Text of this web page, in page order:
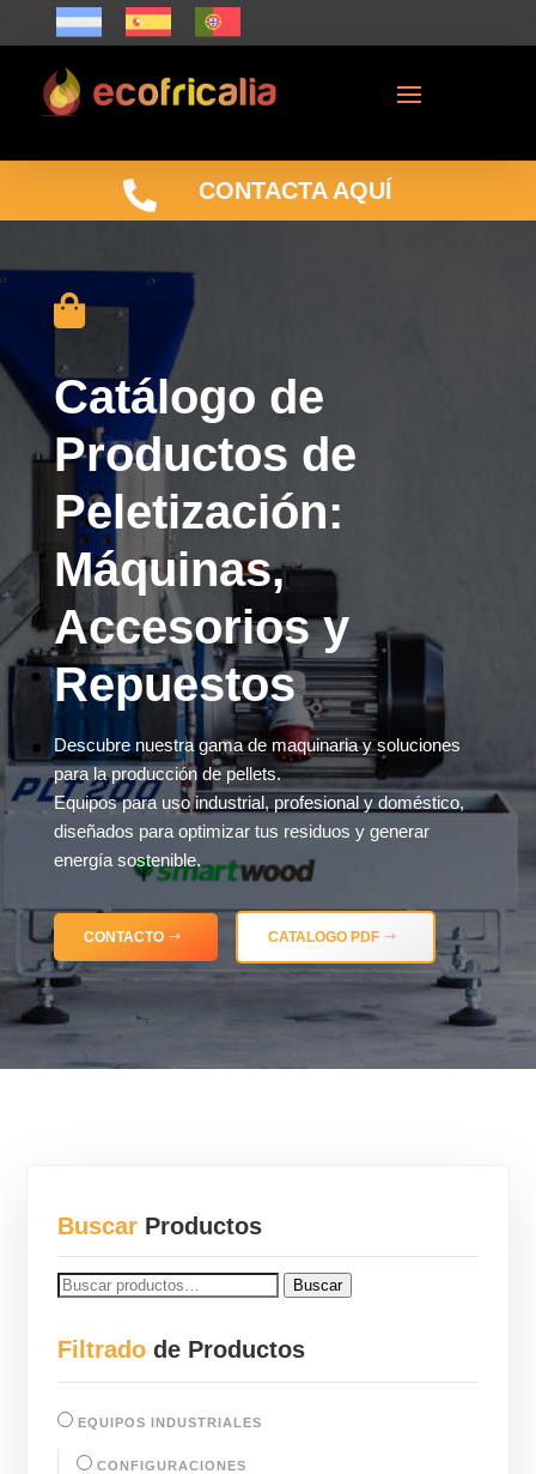
 CONTACTA AQUÍ

Catálogo de
Productos de
Peletización:
Máquinas,
Accesorios y
Repuestos
Descubre nuestra gama de maquinaria y soluciones
para la producción de pellets.
Equipos para uso industrial, profesional y doméstico,
diseñados para optimizar tus residuos y generar
energía sostenible.
CONTACTO CATALOGO PDF
Buscar Productos
BUSCAR
Buscar
Filtrado de Productos
EQUIPOS INDUSTRIALES
CONFIGURACIONES